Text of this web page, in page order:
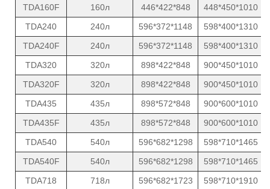
TDA160F
160л 446*422*848
448*450*1010
TDA240
240л 596*372*1148
598*400*1310
TDA240F
240л 596*372*1148
598*400*1310
TDA320
320л 898*422*848
900*450*1010
TDA320F
320л 898*422*848
900*450*1010
TDA435
435л 898*572*848
900*600*1010
TDA435F
435л 898*572*848
900*600*1010
TDA540
540л 596*682*1298
598*710*1465
TDA540F
540л 596*682*1298
598*710*1465
TDA718
718л 596*682*1723 598*710*1910